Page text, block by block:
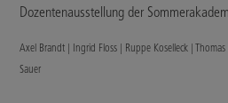
Dozentenausstellung der
Axel Brandt | Ingrid Floss | Ruppe Koselleck |
Sauer